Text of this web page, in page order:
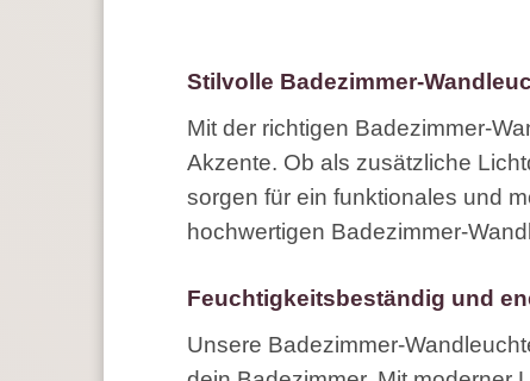
Stilvolle Badezimmer-
Mit der richtigen Badezimmer-
Akzente. Ob als zusätzliche
sorgen für ein funktionales und
hochwertigen Badezimmer-
Feuchtigkeitsbeständig und
Unsere Badezimmer-